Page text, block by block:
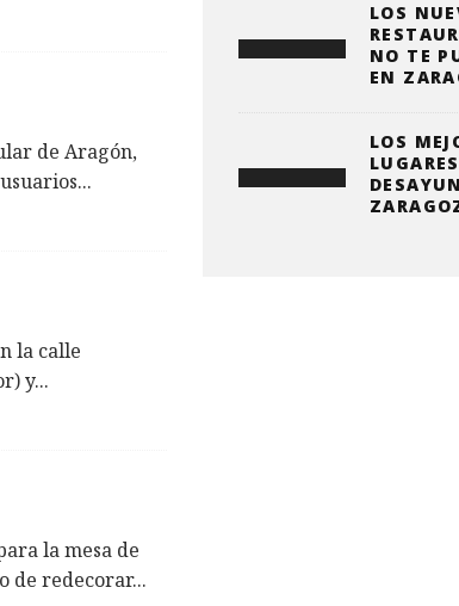
de Aragón,
...
la calle
y...
la mesa de
de redecorar...
LOS
NO TE
EN
LOS